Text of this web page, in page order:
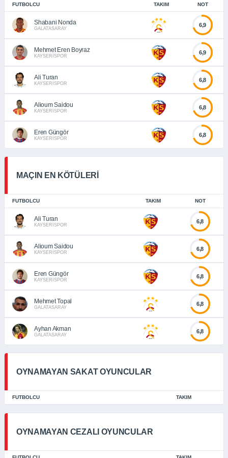
FUTBOLCU TAKIM NOT
Shabani Nonda
GALATASARAY
6,9
Mehmet Eren Boyraz
KAYSERİSPOR
6,9
Ali Turan
KAYSERİSPOR
6,8
Alioum Saidou
KAYSERİSPOR
6,8
Eren Güngör
KAYSERİSPOR
6,8
MAÇIN EN KÖTÜLERİ
FUTBOLCU TAKIM NOT
Ali Turan
KAYSERİSPOR
6,8
Alioum Saidou
KAYSERİSPOR
6,8
Eren Güngör
KAYSERİSPOR
6,8
Mehmet Topal
GALATASARAY
6,8
Ayhan Akman
GALATASARAY
6,8
OYNAMAYAN SAKAT OYUNCULAR
FUTBOLCU TAKIM
OYNAMAYAN CEZALI OYUNCULAR